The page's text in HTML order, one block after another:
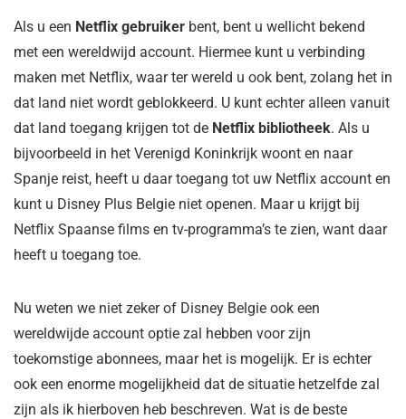
Als u een Netflix gebruiker bent, bent u wellicht bekend
met een wereldwijd account. Hiermee kunt u verbinding
maken met Netflix, waar ter wereld u ook bent, zolang het in
dat land niet wordt geblokkeerd. U kunt echter alleen vanuit
dat land toegang krijgen tot de Netflix bibliotheek. Als u
bijvoorbeeld in het Verenigd Koninkrijk woont en naar
Spanje reist, heeft u daar toegang tot uw Netflix account en
kunt u Disney Plus Belgie niet openen. Maar u krijgt bij
Netflix Spaanse films en tv-programma’s te zien, want daar
heeft u toegang toe.
Nu weten we niet zeker of Disney Belgie ook een
wereldwijde account optie zal hebben voor zijn
toekomstige abonnees, maar het is mogelijk. Er is echter
ook een enorme mogelijkheid dat de situatie hetzelfde zal
zijn als ik hierboven heb beschreven. Wat is de beste